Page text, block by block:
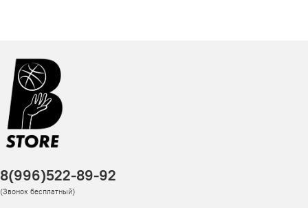
8(996)522-89-92
(Звонок бесплатный)